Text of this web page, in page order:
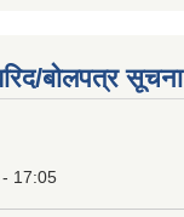
बोलपत्र सूचना
17:05